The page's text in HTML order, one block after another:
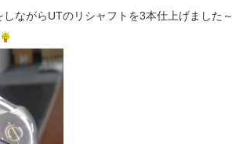
ながらUTのリシャフトを3本仕上げました～